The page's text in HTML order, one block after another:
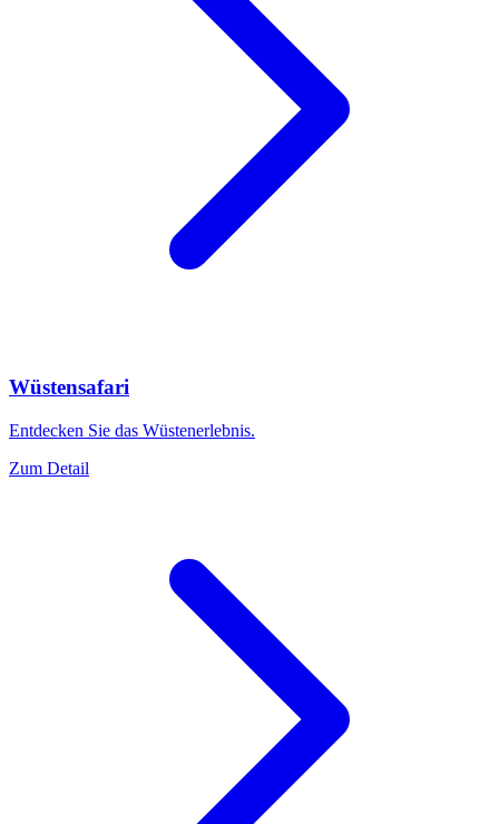
Wüstensafari
Entdecken Sie das Wüstenerlebnis.
Zum Detail